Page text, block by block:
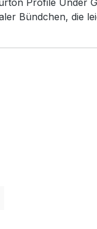
Profile Under
Bündchen, die